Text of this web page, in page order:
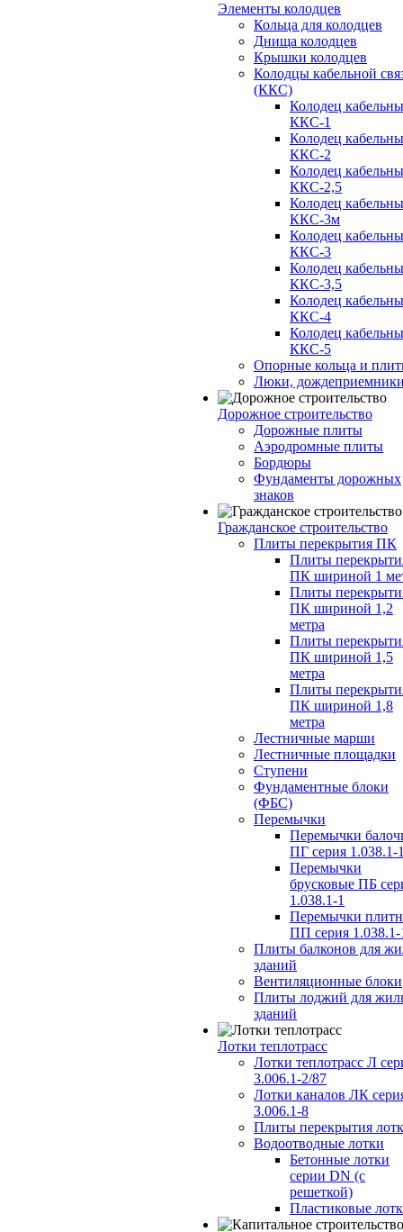
Элементы колодцев
Кольца для колодцев
Днища колодцев
Крышки колодцев
Колодцы кабельной
(ККС)
Колодец
ККС-1
Колодец
ККС-2
Колодец
ККС-2,5
Колодец
ККС-3м
Колодец
ККС-3
Колодец
ККС-3,5
Колодец
ККС-4
Колодец
ККС-5
Опорные кольца и
Люки,
Дорожное строительство
Дорожные плиты
Аэродромные плиты
Бордюры
Фундаменты дорожных
знаков
Гражданское строительство
Плиты перекрытия ПК
Плиты
ПК шириной 1
Плиты
ПК шириной 1,2
метра
Плиты
ПК шириной 1,5
метра
Плиты
ПК шириной 1,8
метра
Лестничные марши
Лестничные площадки
Ступени
Фундаментные блоки
(ФБС)
Перемычки
Перемычки
ПГ серия 1.038.1-
Перемычки
брусковые ПБ
1.038.1-1
Перемычки
ПП серия 1.038.1-
Плиты балконов для
зданий
Вентиляционные блоки
Плиты лоджий для
зданий
Лотки теплотрасс
Лотки теплотрасс Л
3.006.1-2/87
Лотки каналов ЛК
3.006.1-8
Плиты перекрытия
Водоотводные лотки
Бетонные лотки
серии DN (с
решеткой)
Пластиковые